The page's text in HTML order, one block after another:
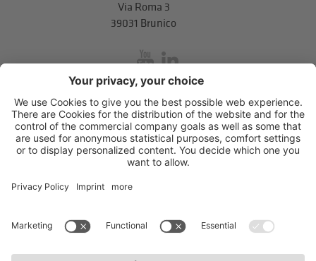
Via Roma 3
39031 Brunico
inService
Via di Mezzo ai Piani 5 ,39100 Bolzano.T+39 0471 310 311.
info@unione-bz.it
Impressum
Privacy